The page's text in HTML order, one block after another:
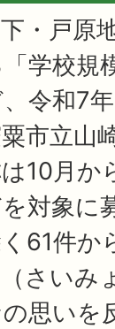
・戸原
学校規
令和7
市立山
10月か
対象に
61件か
さいみ
の思い